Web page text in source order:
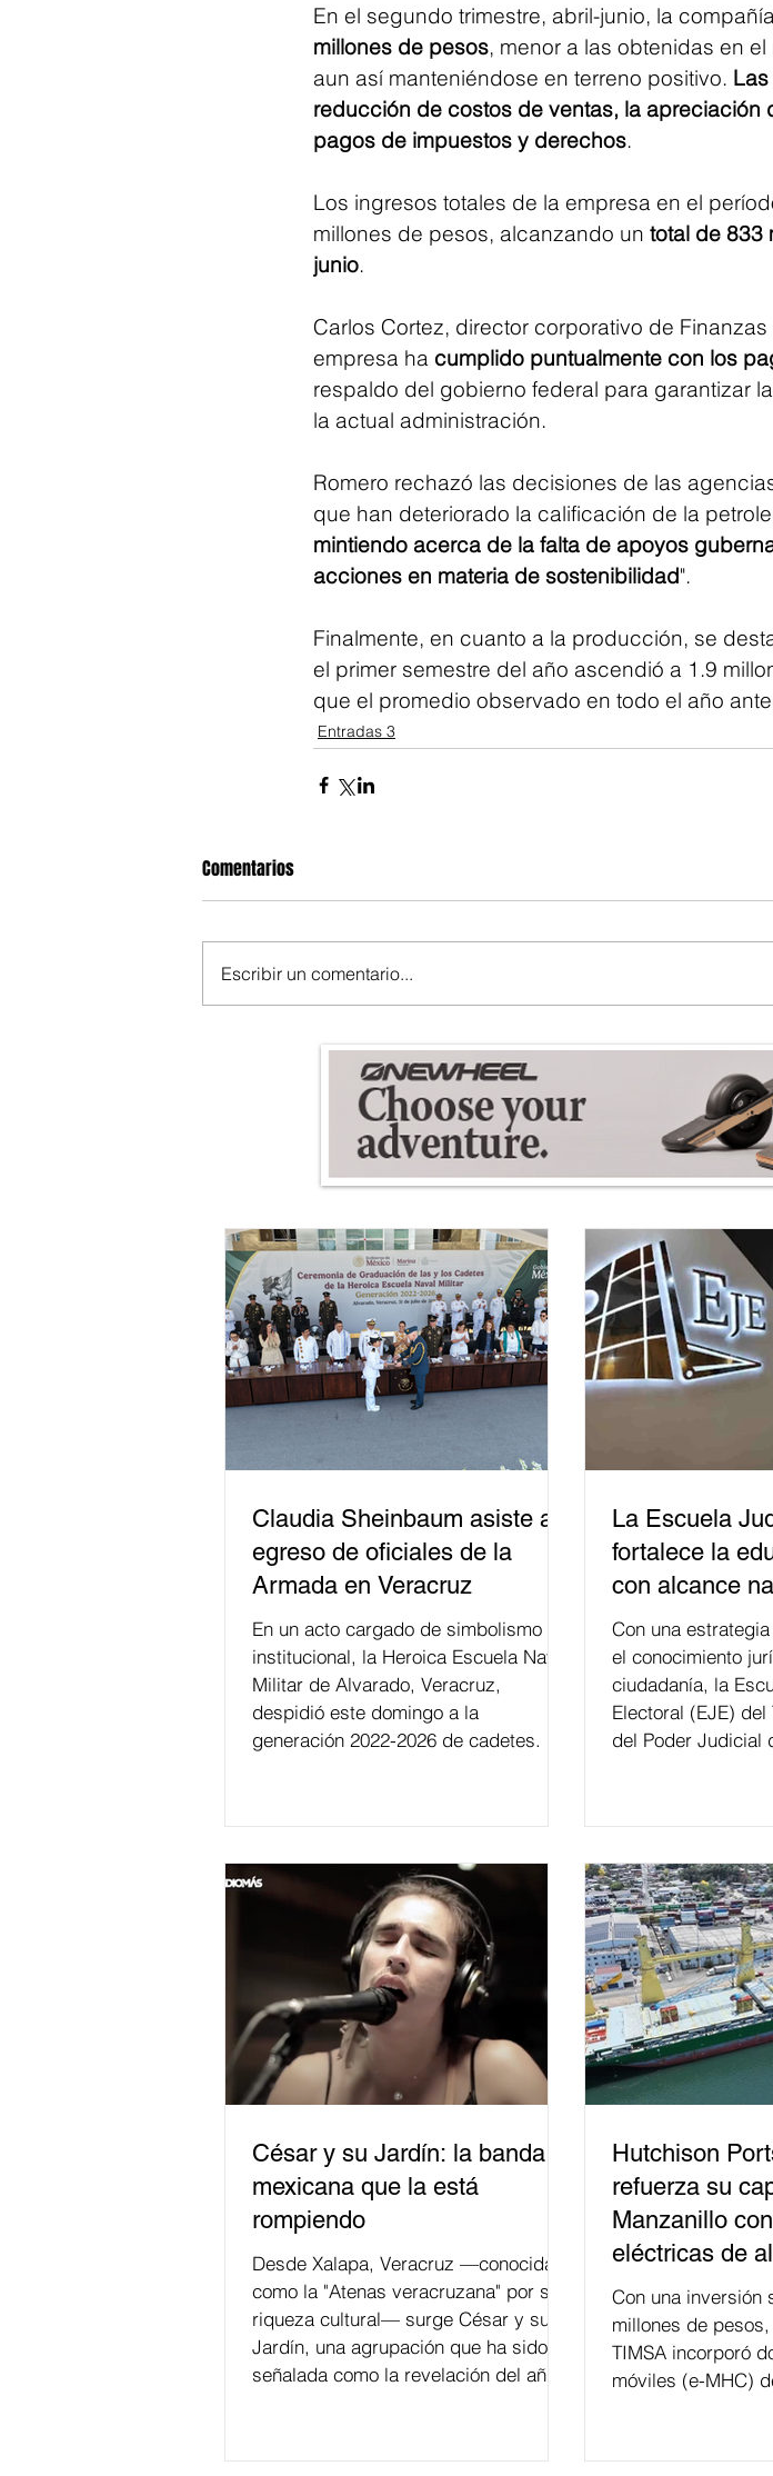
En el segundo trimestre, abril-junio, la
millones de pesos, menor a las obtenidas en
aun así manteniéndose en terreno positivo.
reducción de costos de ventas, la apreciación
pagos de impuestos y derechos.
Los ingresos totales de la empresa en el
millones de pesos, alcanzando un total de 833
junio.
Carlos Cortez, director corporativo de
empresa ha cumplido puntualmente con los
respaldo del gobierno federal para garantizar
la actual administración.
Romero rechazó las decisiones de las
que han deteriorado la calificación de la
mintiendo acerca de la falta de apoyos
acciones en materia de sostenibilidad".
Finalmente, en cuanto a la producción, se
el primer semestre del año ascendió a 1.9
que el promedio observado en todo el año
Entradas 3
Comentarios
Escribir un comentario...
Claudia Sheinbaum asiste a
egreso de oficiales de la
Armada en Veracruz
En un acto cargado de simbolismo
institucional, la Heroica Escuela Naval
Militar de Alvarado, Veracruz,
despidió este domingo a la
generación 2022-2026 de cadetes.
La Escuela
fortalece la
con alcance
Con una estrategia
el conocimiento
ciudadanía, la
Electoral (EJE) del
del Poder Judicial
relacionados con
del papel que ha
difusión de la
un bien público.
personas
César y su Jardín: la banda
mexicana que la está
rompiendo
Desde Xalapa, Veracruz —conocida
como la "Atenas veracruzana" por su
riqueza cultural— surge César y su
Jardín, una agrupación que ha sido
señalada como la revelación del año
Hutchison
refuerza su
Manzanillo
eléctricas de
Con una inversión
millones de
TIMSA incorporó
móviles (e-MHC)